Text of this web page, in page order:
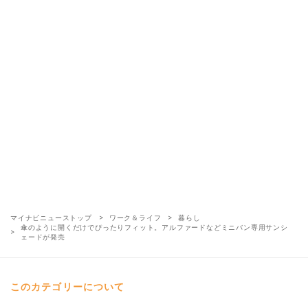
マイナビニューストップ ワーク＆ライフ
暮らし
傘のように開くだけでぴったりフィット。アルファードなどミニバン専用サンシ
ェードが発売
このカテゴリーについて